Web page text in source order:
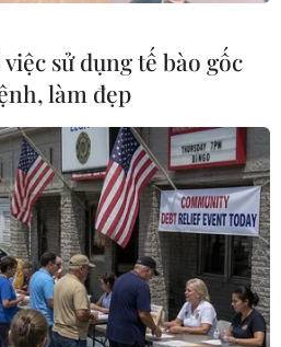
sử dụng tế bào gốc
làm đẹp